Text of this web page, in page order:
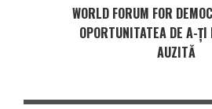
WORLD FORUM FOR
OPORTUNITATEA DE A-ȚI
AUZITĂ